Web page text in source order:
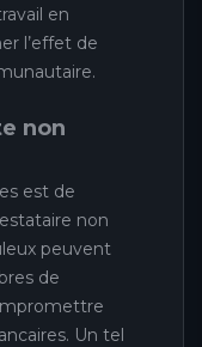
en
l’effet de
non
est de
non
peuvent
de
Un tel